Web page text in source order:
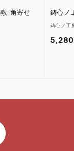
角寄せ 鋳心ノ
鋳心ノ工